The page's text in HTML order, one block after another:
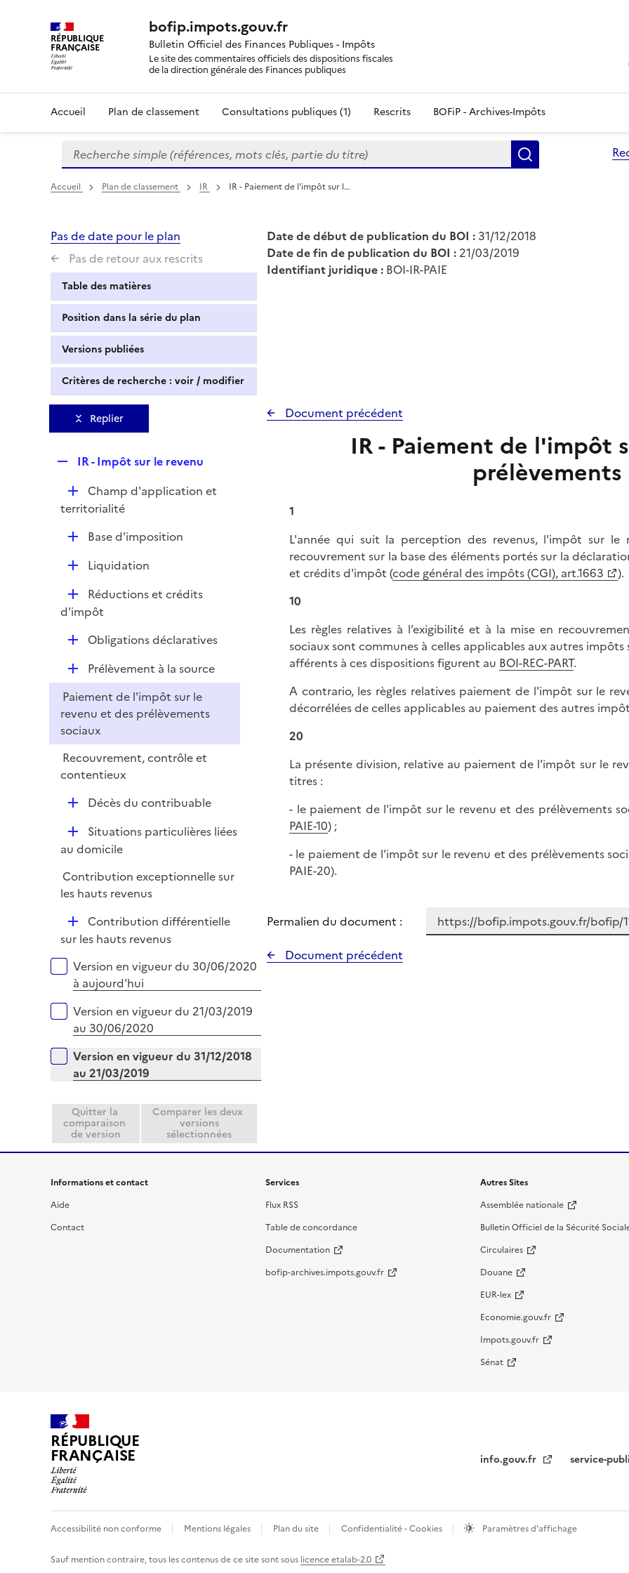
RÉPUBLIQUE
FRANÇAISE
bofip.impots.gouv.fr
Bulletin Officiel des Finances Publiques - Impôts
Le site des commentaires officiels des dispositions fiscales
de la direction générale des Finances publiques
Accueil Plan de classement Consultations publiques (1) Rescrits BOFiP - Archives-Impôts
Formulaire
de
recherche
Recherche simple (références, mots clés, partie du titre)
Accueil Plan de classement IR IR - Paiement de l'impôt sur l…
Pas de date pour le plan
Pas de retour aux rescrits
Table des matières
Position dans la série du plan
Versions publiées
Critères de recherche : voir / modifier
Date de début de publication du BOI : 31/12/2018
Date de fin de publication du BOI : 21/03/2019
Identifiant juridique : BOI-IR-PAIE
Replier
p
l
i
e
r
IR - Impôt sur le revenu
D
é
Champ d'application et
territorialité
D
e
Base d'imposition
D
l
Liquidation
D
é
r
Réductions et crédits
d'impôt
D
i
e
r
Obligations déclaratives
D
é
p
l
i
e
r
Prélèvement à la source
Paiement de l'impôt sur le
revenu et des prélèvements
sociaux
Recouvrement, contrôle et
contentieux
D
l
e
r
Décès du contribuable
D
é
l
i
r
Situations particulières liées
au domicile
Contribution exceptionnelle sur
les hauts revenus
D
é
l
i
e
Contribution différentielle
sur les hauts revenus
Versions sur la période
Version en vigueur du 30/06/2020
à aujourd'hui
Version en vigueur du 21/03/2019
au 30/06/2020
Version en vigueur du 31/12/2018
au 21/03/2019
Quitter la
comparaison
de version
Comparer les deux
versions
sélectionnées
Document précédent
IR - Paiement de l'impôt
prélèvements
1
L'année qui suit la perception des revenus, l'impôt sur le
recouvrement sur la base des éléments portés sur la
et crédits d'impôt (code général des impôts (CGI), art.1663
).
10
Les règles relatives à l’exigibilité et à la mise en
sociaux sont communes à celles applicables aux autres
afférents à ces dispositions figurent au BOI-REC-PART.
A contrario, les règles relatives paiement de l'impôt sur le
décorrélées de celles applicables au paiement des autres
20
La présente division, relative au paiement de l'impôt sur le
titres :
- le paiement de l'impôt sur le revenu et des prélèvements
PAIE-10) ;
- le paiement de l'impôt sur le revenu et des prélèvements
PAIE-20).
Permalien du document :
Document précédent
Informations et contact
Aide
Contact
Services
Flux RSS
Table de concordance
Documentation
bofip-archives.impots.gouv.fr
Autres Sites
Assemblée nationale
Bulletin Officiel de la Sécurité
Circulaires
Douane
EUR-lex
Economie.gouv.fr
Impots.gouv.fr
Sénat
RÉPUBLIQUE
FRANÇAISE info.gouv.fr service-
Accessibilité non conforme Mentions légales Plan du site Confidentialité - Cookies Paramètres d'affichage
Sauf mention contraire, tous les contenus de ce site sont sous licence etalab-2.0